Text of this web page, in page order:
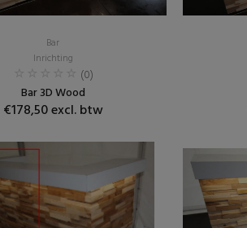
Bar
Inrichting
(0)
Bar 3D Wood
€178,50 excl. btw